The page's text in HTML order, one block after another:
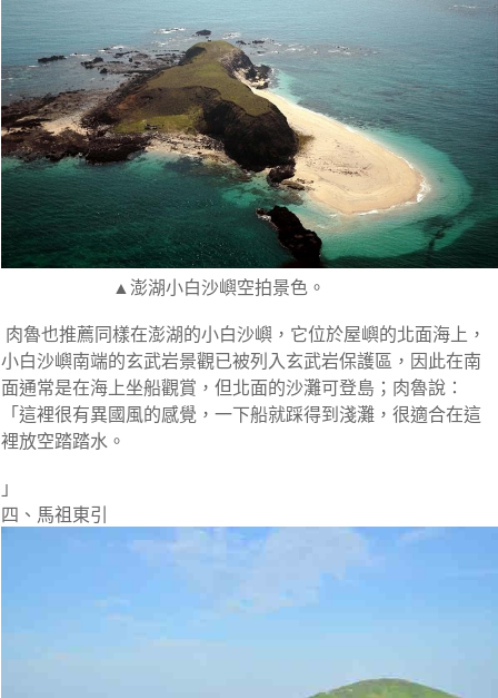
▲澎湖小白沙嶼空拍景色。
肉魯也推薦同樣在澎湖的小白沙嶼，它位於屋嶼的北面海上，
小白沙嶼南端的玄武岩景觀已被列入玄武岩保護區，因此在南
面通常是在海上坐船觀賞，但北面的沙灘可登島；肉魯說：
「這裡很有異國風的感覺，一下船就踩得到淺灘，很適合在這
裡放空踏踏水。
」
四、馬祖東引